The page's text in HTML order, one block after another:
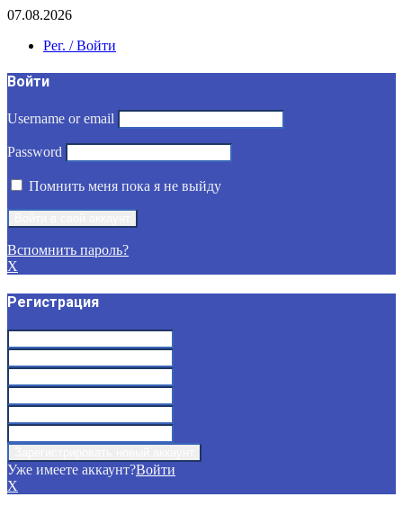
07.08.2026
Рег. / Войти
Войти
Username or email
Password
Помнить меня пока я не выйду
Вспомнить пароль?
X
Регистрация
Уже имеете аккаунт?Войти
X